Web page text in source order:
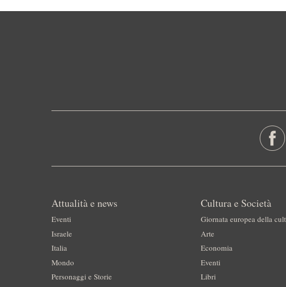
Attualità e news
Eventi
Israele
Italia
Mondo
Personaggi e Storie
Cultura e Società
Giornata europea della
Arte
Economia
Eventi
Libri